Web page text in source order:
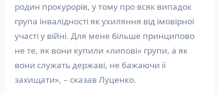
родин прокурорів, у тому про всяк випадок
група інвалідності як ухиляння від імовірної
участі у війні. Для мене більше принципово
не те, як вони купили «липові» групи, а як
вони служать державі, не бажаючи її
захищати», – сказав Луценко.